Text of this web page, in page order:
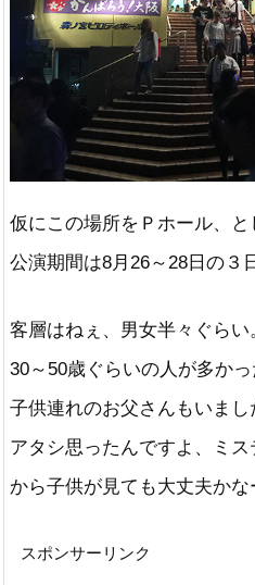
仮にこの場所をＰホール、と
公演期間は8月26～28日の３
客層はねぇ、男女半々ぐら
30～50歳ぐらいの人が多かっ
子供連れのお父さんもいまし
アタシ思ったんですよ、ミ
から子供が見ても大丈夫かな
スポンサーリンク